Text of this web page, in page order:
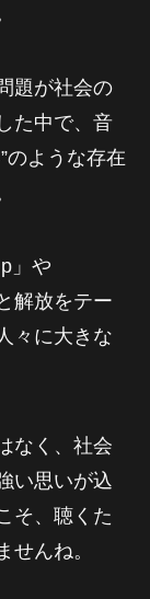
題が社会の
た中で、音
のような存在
」や
解放をテー
々に大きな
なく、社会
い思いが込
そ、聴くた
せんね。